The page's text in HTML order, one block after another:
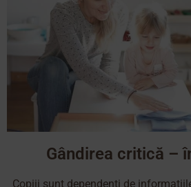
Gândirea critică –
Copiii sunt dependenți de